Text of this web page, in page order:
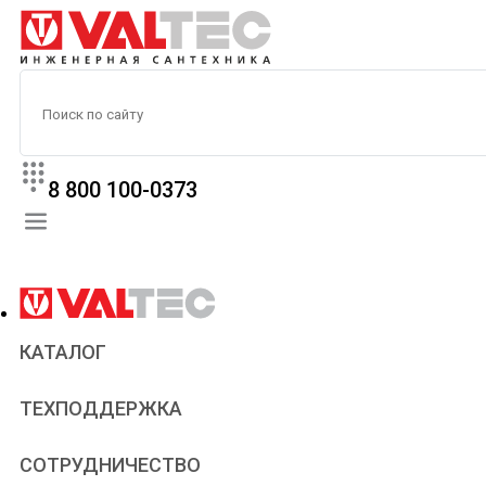
8 800 100-0373
КАТАЛОГ
ТЕХПОДДЕРЖКА
Паспорта и сертификаты
Статьи
СОТРУДНИЧЕСТВО
Сантехникам